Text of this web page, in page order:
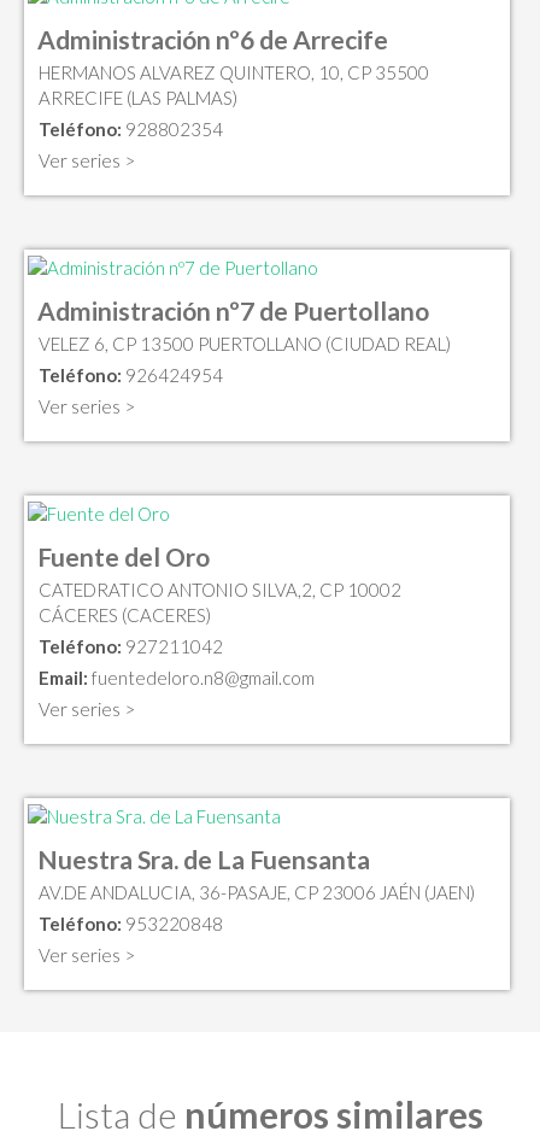
Administración nº6 de Arrecife
HERMANOS ALVAREZ QUINTERO, 10, CP 35500
ARRECIFE (LAS PALMAS)
Teléfono: 928802354
Ver series >
Administración nº7 de Puertollano
VELEZ 6, CP 13500 PUERTOLLANO (CIUDAD REAL)
Teléfono: 926424954
Ver series >
Fuente del Oro
CATEDRATICO ANTONIO SILVA,2, CP 10002
CÁCERES (CACERES)
Teléfono: 927211042
Email: fuentedeloro.n8@gmail.com
Ver series >
Nuestra Sra. de La Fuensanta
AV.DE ANDALUCIA, 36-PASAJE, CP 23006 JAÉN (JAEN)
Teléfono: 953220848
Ver series >
Lista de números similares